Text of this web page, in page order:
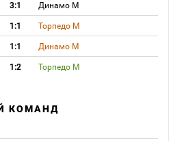
3:1 Динамо М
1:1 Торпедо М
1:1 Динамо М
1:2 Торпедо М
КОМАНД